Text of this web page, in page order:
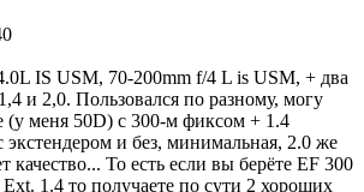
IS USM, 70-200mm f/4 L is USM, + два
и 2,0. Пользовался по разному, могу
(у меня 50D) с 300-м фиксом + 1.4
экстендером и без, минимальная, 2.0 же
качество... То есть если вы берёте EF 300
1.4 то получаете по сути 2 хороших